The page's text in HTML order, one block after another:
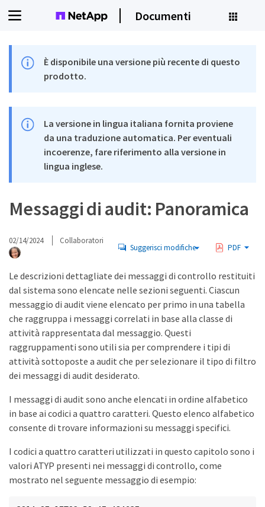
Documenti
È disponibile una versione più recente di questo
prodotto.
La versione in lingua italiana fornita proviene
da una traduzione automatica. Per eventuali
incoerenze, fare riferimento alla versione in
lingua inglese.
Messaggi di audit: Panoramica
02/14/2024 Collaboratori
Suggerisci modifiche PDF
Le descrizioni dettagliate dei messaggi di controllo restituiti
dal sistema sono elencate nelle sezioni seguenti. Ciascun
messaggio di audit viene elencato per primo in una tabella
che raggruppa i messaggi correlati in base alla classe di
attività rappresentata dal messaggio. Questi
raggruppamenti sono utili sia per comprendere i tipi di
attività sottoposte a audit che per selezionare il tipo di filtro
dei messaggi di audit desiderato.
I messaggi di audit sono anche elencati in ordine alfabetico
in base ai codici a quattro caratteri. Questo elenco alfabetico
consente di trovare informazioni su messaggi specifici.
I codici a quattro caratteri utilizzati in questo capitolo sono i
valori ATYP presenti nei messaggi di controllo, come
mostrato nel seguente messaggio di esempio: